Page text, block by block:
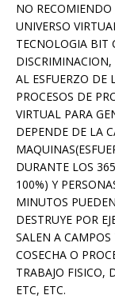
NO
UNIVERSO
TECNOLOGIA BIT
AL ESFUERZO DE
PROCESOS DE
VIRTUAL PARA
DEPENDE DE LA
DURANTE LOS
100%) Y
MINUTOS
DESTRUYE POR
SALEN A
COSECHA O
TRABAJO FISICO,
ETC, ETC.